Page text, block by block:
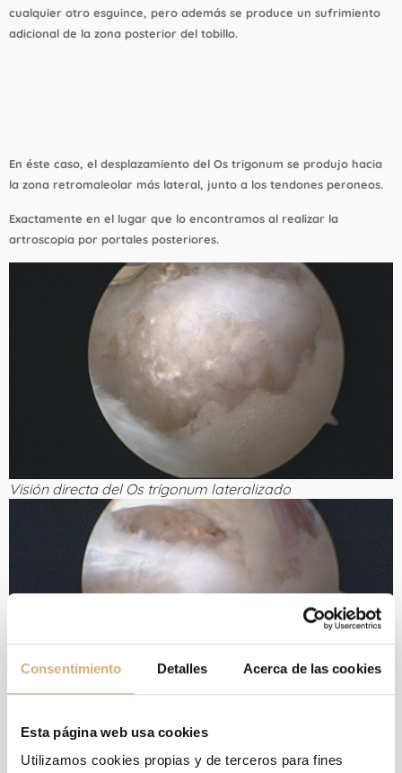
Consentimiento Detalles Acerca de las cookies
Esta página web usa cookies
Utilizamos cookies propias y de terceros para fines
cualquier otro esguince, pero además se produce un sufrimiento
adicional de la zona posterior del tobillo.
En éste caso, el desplazamiento del Os trigonum se produjo hacia
la zona retromaleolar más lateral, junto a los tendones peroneos.
Exactamente en el lugar que lo encontramos al realizar la
artroscopia por portales posteriores.
Visión directa del Os trígonum lateralizado
Os trígonum retirado, y visión de la unión miotendinosa de
los peroneos, ya sin compresión
La evolución del caso, reciente, está siendo satisfactoria, y se